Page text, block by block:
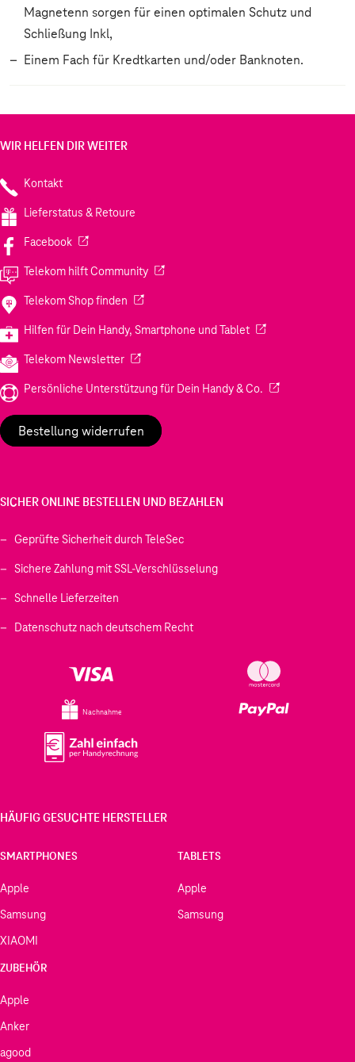
Magnetenn sorgen für einen optimalen Schutz und
Schließung Inkl,
Einem Fach für Kredtkarten und/oder Banknoten.
WIR HELFEN DIR WEITER
Kontakt
Lieferstatus & Retoure
Facebook(Wird in einem neuen Tab geöffnet)
Telekom hilft Community(Wird in einem neuen Tab geöffnet)
Telekom Shop finden (Wird in einem neuen Tab geöffnet)
Hilfen für Dein Handy, Smartphone und Tablet(Wird in einem
Telekom Newsletter(Wird in einem neuen Tab geöffnet)
Persönliche Unterstützung für Dein Handy & Co. (Wird in einem
Bestellung widerrufen
SICHER ONLINE BESTELLEN UND BEZAHLEN
Geprüfte Sicherheit durch TeleSec
Sichere Zahlung mit SSL-Verschlüsselung
Schnelle Lieferzeiten
Datenschutz nach deutschem Recht
Nachnahme
HÄUFIG GESUCHTE HERSTELLER
SMARTPHONES
Apple
Samsung
XIAOMI
TABLETS
Apple
Samsung
ZUBEHÖR
Apple
Anker
agood